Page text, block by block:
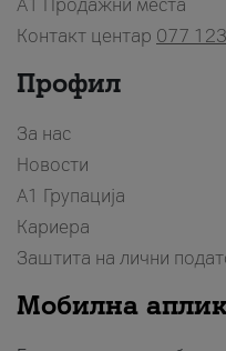
A1 Продажни места
Контакт центар 077
Профил
За нас
Новости
А1 Групација
Кариера
Заштита на лични
Мобилна